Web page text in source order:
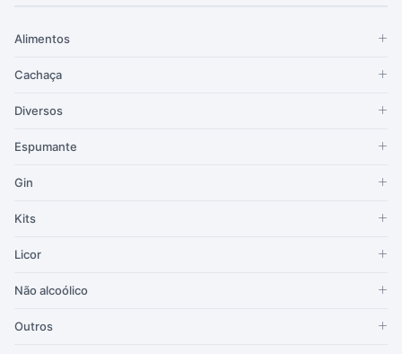
Alimentos
Cachaça
Diversos
Espumante
Gin
Kits
Licor
Não alcoólico
Outros